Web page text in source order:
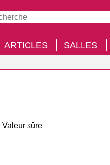
ARTICLES SALLES